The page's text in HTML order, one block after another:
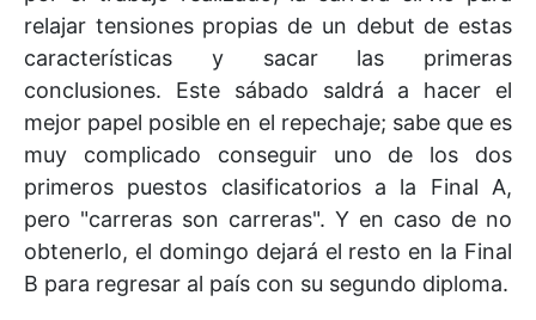
relajar tensiones propias de un debut de estas
características y sacar las primeras
conclusiones. Este sábado saldrá a hacer el
mejor papel posible en el repechaje; sabe que es
muy complicado conseguir uno de los dos
primeros puestos clasificatorios a la Final A,
pero "carreras son carreras". Y en caso de no
obtenerlo, el domingo dejará el resto en la Final
B para regresar al país con su segundo diploma.